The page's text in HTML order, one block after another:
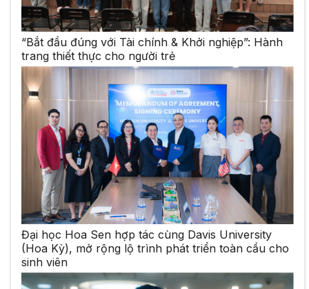
“Bắt đầu đúng với Tài chính & Khởi nghiệp”: Hành
trang thiết thực cho người trẻ
Đại học Hoa Sen hợp tác cùng Davis University
(Hoa Kỳ), mở rộng lộ trình phát triển toàn cầu cho
sinh viên